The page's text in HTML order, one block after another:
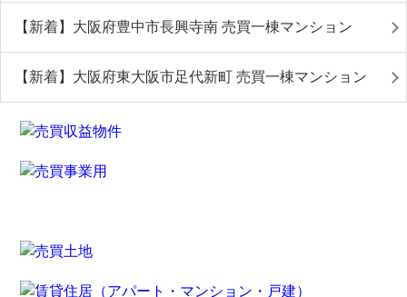
【新着】大阪府豊中市長興寺南 売買一棟マンション
【新着】大阪府東大阪市足代新町 売買一棟マンション